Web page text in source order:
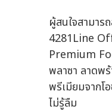
ผู้สนใจสามา
4281Line
Premium
พลาซา ลาดพ
พรีเมียมจากโ
ไม่รู้ลืม